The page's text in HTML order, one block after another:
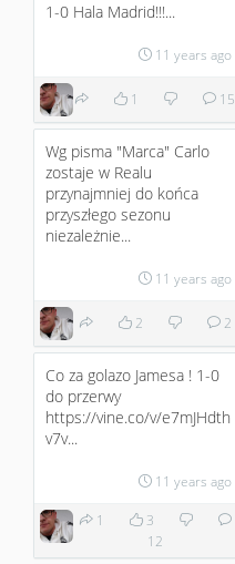
1-0 Hala Madrid!!!...
11 years ago
1 15
Wg pisma "Marca" Carlo
zostaje w Realu
przynajmniej do końca
przyszłego sezonu
niezależnie...
11 years ago
2 2
Co za golazo Jamesa ! 1-0
do przerwy
https://vine.co/v/e7mJHdth
v7v...
11 years ago
1
3
12